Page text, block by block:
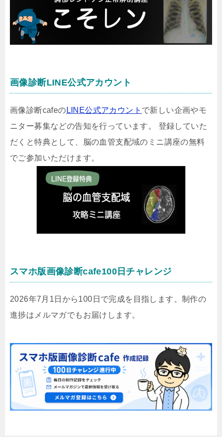
画像診断LINE公式アカウント
画像診断cafeのLINE公式アカウント で新しい企画やモ
ニター募集などの告知を行っています。 登録していた
だくと特典として、脳の血管支配域のミニ講座の無料
でご参加いただけます。
スマホ版画像診断cafe100日チャレンジ
2026年7月1日から100日で完成を目指します。制作の
進捗はメルマガでもお届けします。